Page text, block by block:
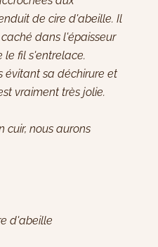
de cire d'abeille. Il
dans l'épaisseur
le fil s'entrelace.
évitant sa déchirure et
vraiment très jolie.
cuir, nous aurons
d'abeille